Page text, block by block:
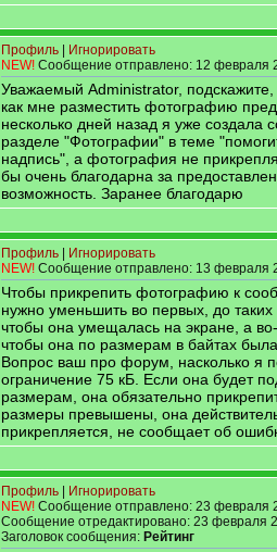
Профиль
Игнорировать
NEW! Сообщение отправлено: 12 февраля
Уважаемый Administrator, подскажите,
как мне разместить фотографию
несколько дней назад я уже создала
разделе "Фотографии" в теме
надпись", а фотография не
бы очень благодарна за
возможность. Заранее благодарю
Профиль
Игнорировать
NEW! Сообщение отправлено: 13 февраля
Чтобы прикрепить фотографию к
нужно уменьшить во первых, до
чтобы она умещалась на экране, а
чтобы она по размерам в байтах
Вопрос ваш про форум, насколько я
ограничение 75 кБ. Если она будет
размерам, она обязательно
размеры превышены, она
прикрепляется, не сообщает об
Профиль
Игнорировать
NEW! Сообщение отправлено: 23 февраля
Сообщение отредактировано: 23 февраля
Заголовок сообщения: Рейтинг